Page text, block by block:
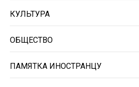
КУЛЬТУРА
ОБЩЕСТВО
ПАМЯТКА ИНОСТРАНЦУ